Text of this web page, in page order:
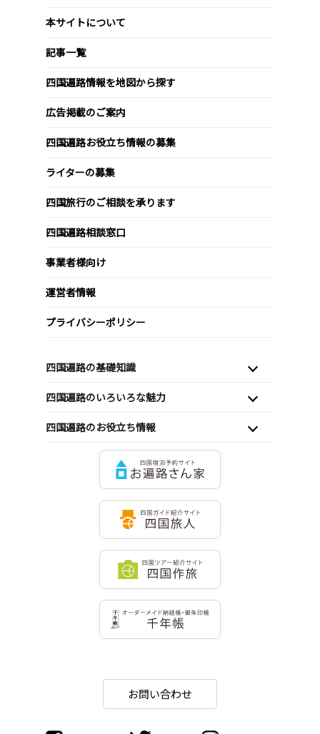
本サイトについて
記事一覧
四国遍路情報を地図から探す
広告掲載のご案内
四国遍路お役立ち情報の募集
ライターの募集
四国旅行のご相談を承ります
四国遍路相談窓口
事業者様向け
運営者情報
プライバシーポリシー
四国遍路の基礎知識
四国遍路のいろいろな魅力
四国遍路のお役立ち情報
お問い合わせ